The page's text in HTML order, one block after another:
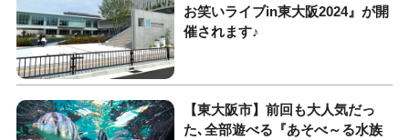
お笑いライブin東大阪2024』が開
催されます♪
【東大阪市】前回も大人気だっ
た､全部遊べる『あそべ～る水族